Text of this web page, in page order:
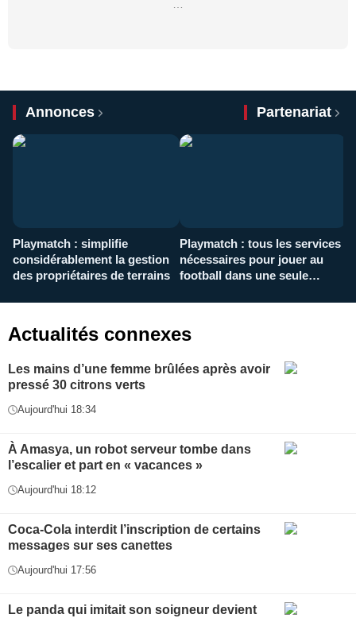
Annonces Partenariat
Playmatch : simplifie
considérablement la gestion
des propriétaires de terrains
Playmatch : tous les services
nécessaires pour jouer au
football dans une seule
Actualités connexes
Les mains d’une femme brûlées après avoir
pressé 30 citrons verts
Aujourd'hui 18:34
À Amasya, un robot serveur tombe dans
l’escalier et part en « vacances »
Aujourd'hui 18:12
Coca-Cola interdit l’inscription de certains
messages sur ses canettes
Aujourd'hui 17:56
Le panda qui imitait son soigneur devient